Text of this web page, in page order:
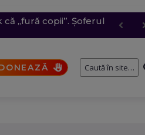
„fură copii”. Șoferul
Unitatea 2 câștigă
rachete ATACMS.
întâmplă cu cererile și
se vor vedea